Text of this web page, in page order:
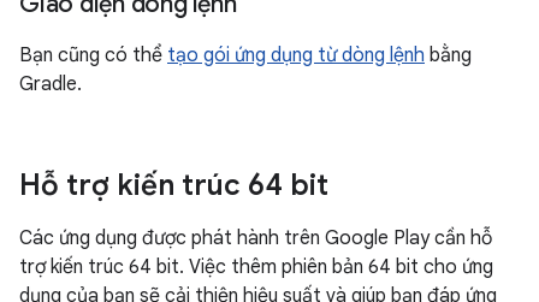
Bạn cũng có thể tạo gói ứng dụng từ dòng lệnh bằng
Gradle.
Hỗ trợ kiến trúc 64 bit
Các ứng dụng được phát hành trên Google Play cần hỗ
trợ kiến trúc 64 bit. Việc thêm phiên bản 64 bit cho ứng
dụng của bạn sẽ cải thiện hiệu suất và giúp bạn đáp ứng